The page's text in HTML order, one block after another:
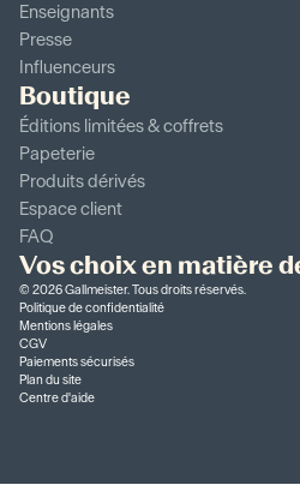
Enseignants
Presse
Influenceurs
Boutique
Éditions limitées & coffrets
Papeterie
Produits dérivés
Espace client
FAQ
Vos choix en matière
© 2026Gallmeister. Tous droits réservés.
Politique de confidentialité
Mentions légales
CGV
Paiements sécurisés
Plan du site
Centre d'aide